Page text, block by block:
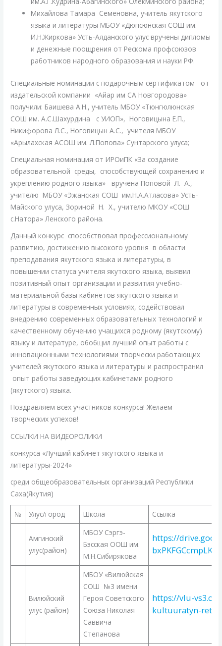
Михайлова Тамара Семеновна, учитель якутского
языка и литературы МБОУ «Дюпсюнская СОШ им.
И.Н.Жиркова» Усть-Алданского улус вручены дипломы
и денежные поощрения от Рескома профсоюзов
работников народного образования и науки РФ.
Специальные номинации с подарочным сертификатом от
издательской компании «Айар им СА Новгородова»
получили: Баишева А.Н., учитель МБОУ «Тюнгюлюнская
СОШ им. А.С.Шахурдина с УИОП», Ноговицына Е.П.,
Никифорова Л.С., Ноговицын А.С., учителя МБОУ
«Арылахская АСОШ им. Л.Попова» Сунтарского улуса;
Специальная номинация от ИРОиПК «За создание
образовательной среды, способствующей сохранению и
укреплению родного языка» вручена Поповой Л. А.,
учителю МБОУ «Эжанская СОШ им.Н.А.Атласова» Усть-
Майского улуса, Зориной Н. Х., учителю МКОУ «СОШ
с.Натора» Ленского района.
Данный конкурс способствовал профессиональному
развитию, достижению высокого уровня в области
преподавания якутского языка и литературы, в
повышении статуса учителя якутского языка, выявил
позитивный опыт организации и развития учебно-
материальной базы кабинетов якутского языка и
литературы в современных условиях, содействовал
внедрению современных образовательных технологий и
качественному обучению учащихся родному (якутскому)
языку и литературе, обобщил лучший опыт работы с
инновационными технологиями творчески работающих
учителей якутского языка и литературы и распространил
опыт работы заведующих кабинетами родного
(якутского) языка.
Поздравляем всех участников конкурса! Желаем
творческих успехов!
ССЫЛКИ НА ВИДЕОРОЛИКИ
конкурса «Лучший кабинет якутского языка и
литературы-2024»
среди общеобразовательных организаций Республики
Саха(Якутия)
№ Улус/город Школа Ссылка
Амгинский
улус(район)
МБОУ Сэргэ-
Бэсская ООШ им.
М.Н.Сибирякова
https://
Вилюйский
улус (район)
МБОУ «Вилюйская
СОШ №3 имени
Героя Советского
Союза Николая
Саввича
Степанова
https://vlu-
kultuuratyn-